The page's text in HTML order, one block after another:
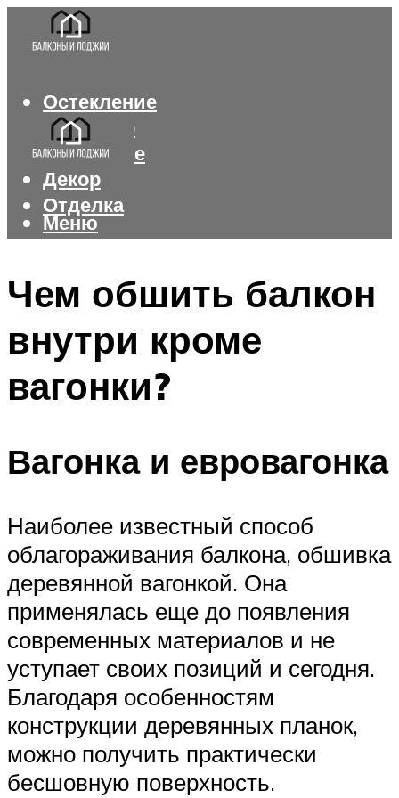
Остекление
Интерьер
Утепление
Декор
Отделка
Меню
Чем обшить балкон
внутри кроме
вагонки?
Вагонка и евровагонка
Наиболее известный способ
облагораживания балкона, обшивка
деревянной вагонкой. Она
применялась еще до появления
современных материалов и не
уступает своих позиций и сегодня.
Благодаря особенностям
конструкции деревянных планок,
можно получить практически
бесшовную поверхность.